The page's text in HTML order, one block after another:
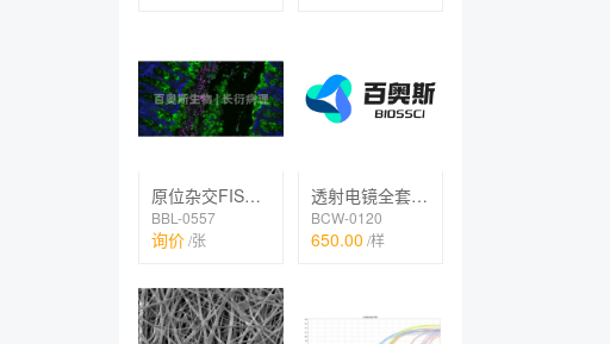
原位杂交FISH、IF双标
BBL-0557
询价/张
透射电镜全套（常规）
BCW-0120
650.00 /样